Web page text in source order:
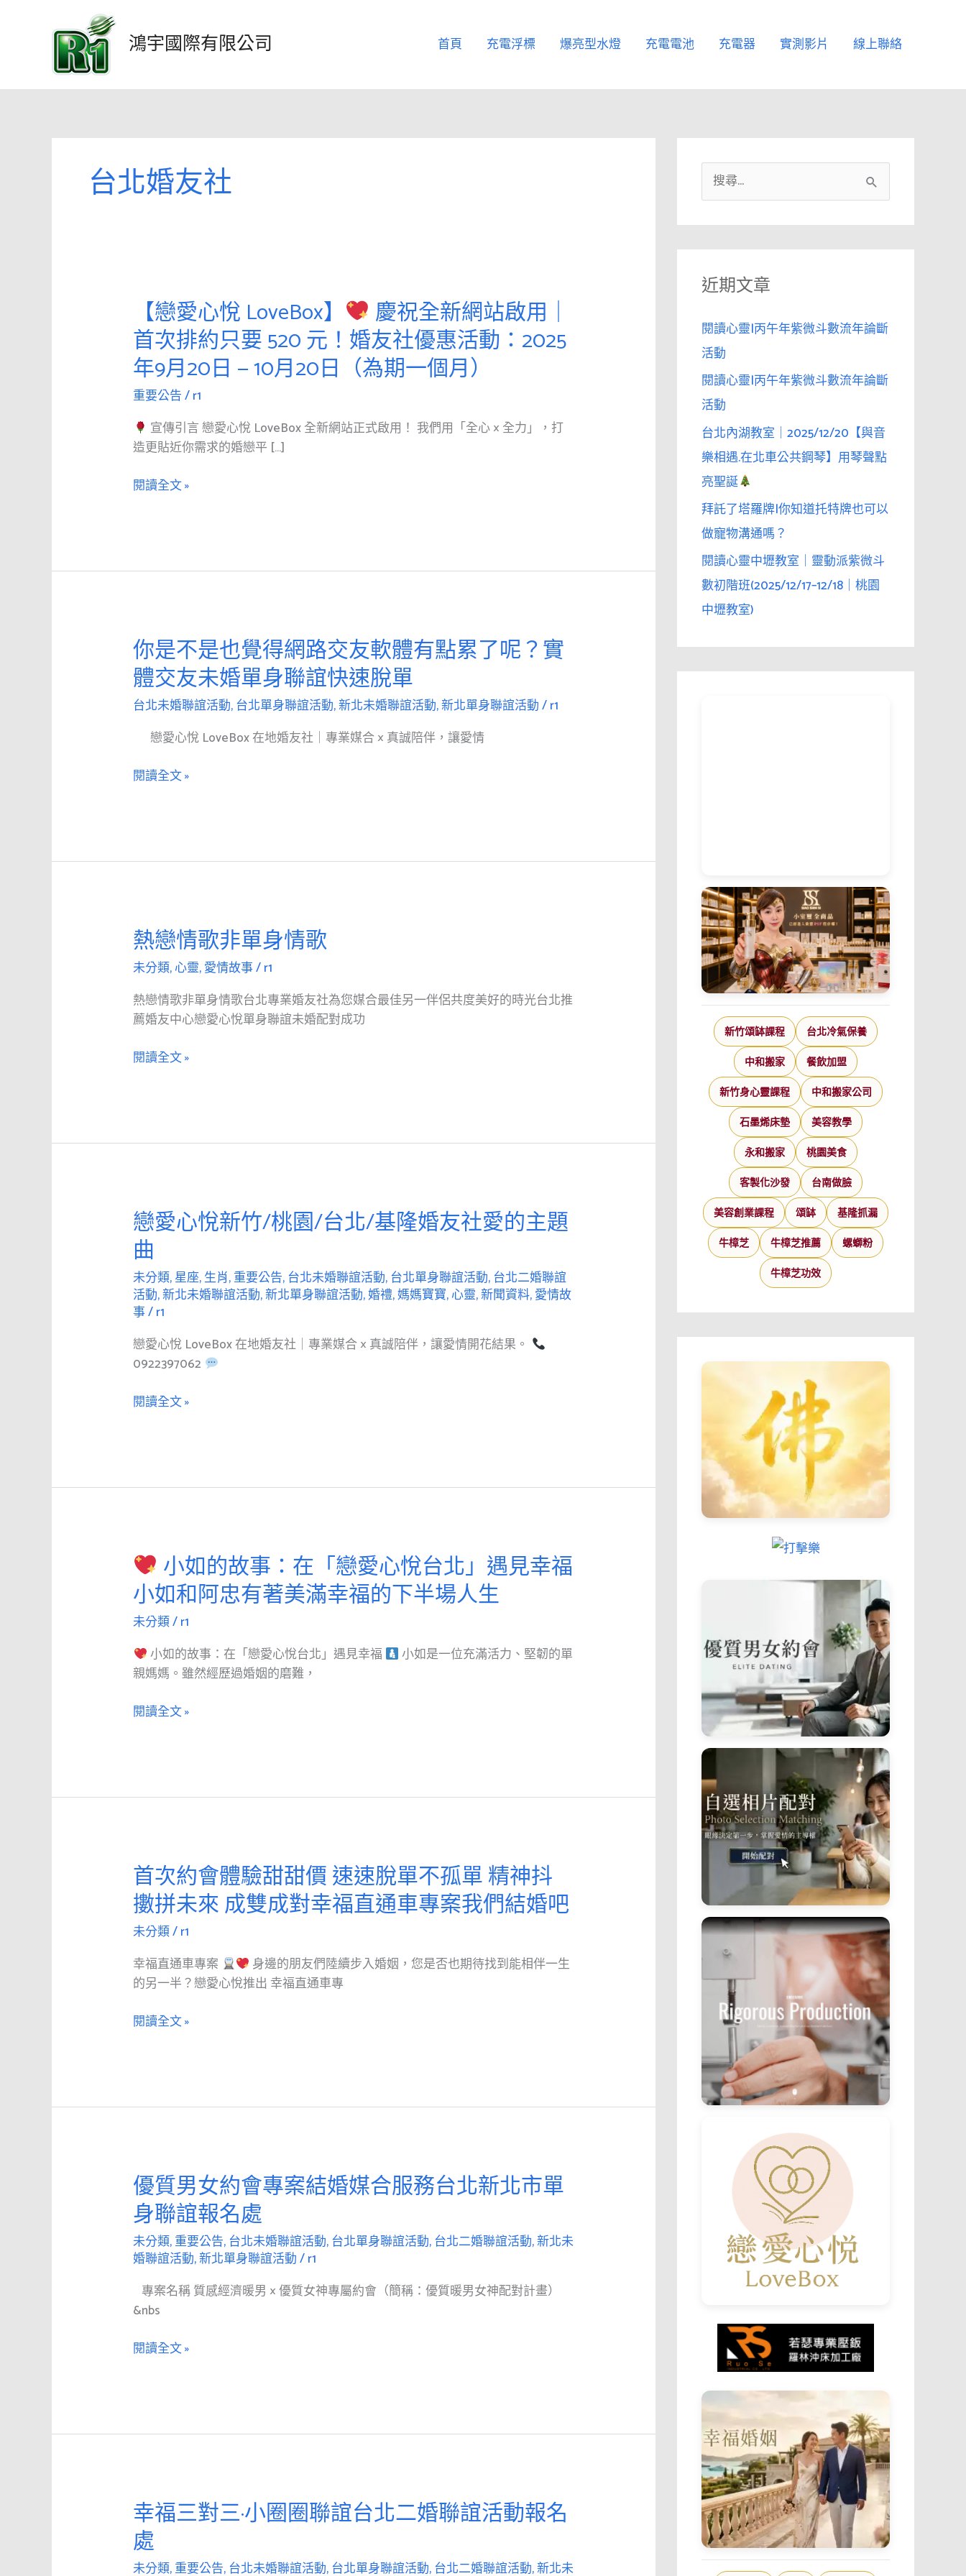
內
鴻宇國際有限公司 首頁 充電浮標 爆亮型水燈 充電電池 充電器 實測影片 線上聯絡
台北婚友社
【戀愛心悅 LoveBox】 慶祝全新網站啟用｜
首次排約只要 520 元！婚友社優惠活動：2025
年9月20日 — 10月20日（為期一個月）
重要公告/r1
宣傳引言 戀愛心悅 LoveBox 全新網站正式啟用！ 我們用「全心 × 全力」，打
造更貼近你需求的婚戀平 […]
【戀
愛
心
悅
LoveBox】
慶
祝
新
排
約
只
要
520
元！
友
9
月
20
—
10
20
一
閱讀全文 »
你是不是也覺得網路交友軟體有點累了呢？實
體交友未婚單身聯誼快速脫單
台北未婚聯誼活動,台北單身聯誼活動,新北未婚聯誼活動,新北單身聯誼活動/r1
戀愛心悅 LoveBox 在地婚友社｜專業媒合 × 真誠陪伴，讓愛情
你
是
不
是
網
軟
累
了
呢？
實
體
友
聯
速
脫
單
閱讀全文 »
熱戀情歌非單身情歌
未分類,心靈,愛情故事/r1
熱戀情歌非單身情歌台北專業婚友社為您媒合最佳另一伴侶共度美好的時光台北推
薦婚友中心戀愛心悅單身聯誼未婚配對成功
熱
戀
情
歌
非
身
閱讀全文 »
戀愛心悅新竹/桃園/台北/基隆婚友社愛的主題
曲
未分類,星座,生肖,重要公告,台北未婚聯誼活動,台北單身聯誼活動,台北二婚聯誼
活動,新北未婚聯誼活動,新北單身聯誼活動,婚禮,媽媽寶寶,心靈,新聞資料,愛情故
事/r1
戀愛心悅 LoveBox 在地婚友社｜專業媒合 × 真誠陪伴，讓愛情開花結果。
0922397062
戀
愛
心
悅
新
竹/
桃
園/
台
北/
基
社
題
曲
閱讀全文 »
小如的故事：在「戀愛心悅台北」遇見幸福
小如和阿忠有著美滿幸福的下半場人生
未分類/r1
小如的故事：在「戀愛心悅台北」遇見幸福
小如是一位充滿活力、堅韌的單
親媽媽。雖然經歷過婚姻的磨難，
小
如
的
事：
在
愛
北」
福
小
如
和
忠
有
美
的
人
生
閱讀全文 »
首次約會體驗甜甜價 速速脫單不孤單 精神抖
擻拼未來 成雙成對幸福直通車專案我們結婚吧
未分類/r1
幸福直通車專案
身邊的朋友們陸續步入婚姻，您是否也期待找到能相伴一生
的另一半？戀愛心悅推出 幸福直通車專
首
次
約
會
驗
甜
價
單
精
神
抖
擻
拼
來
成
雙
成
直
案
我
們
結
閱讀全文 »
優質男女約會專案結婚媒合服務台北新北市單
身聯誼報名處
未分類,重要公告,台北未婚聯誼活動,台北單身聯誼活動,台北二婚聯誼活動,新北未
婚聯誼活動,新北單身聯誼活動/r1
專案名稱 質感經濟暖男 × 優質女神專屬約會（簡稱：優質暖男女神配對計畫）
&nbs
優
質
男
女
約
專
案
婚
務
北
市
單
身
閱讀全文 »
幸福三對三·小圈圈聯誼台北二婚聯誼活動報名
處
未分類,重要公告,台北未婚聯誼活動,台北單身聯誼活動,台北二婚聯誼活動,新北未
幸
福
三
對
尋
關
鍵
字
近期文章
閱讀心靈|丙午年紫微斗數流年論斷
活動
閱讀心靈|丙午年紫微斗數流年論斷
活動
台北內湖教室｜2025/12/20【與音
樂相遇.在北車公共鋼琴】用琴聲點
亮聖誕
拜託了塔羅牌|你知道托特牌也可以
做寵物溝通嗎？
閱讀心靈中壢教室｜靈動派紫微斗
數初階班(2025/12/17–12/18｜桃園
中壢教室)
新竹頌缽課程 台北冷氣保養
中和搬家 餐飲加盟
新竹身心靈課程 中和搬家公司
石墨烯床墊 美容教學
永和搬家 桃園美食
客製化沙發 台南做臉
美容創業課程 頌缽 基隆抓漏
牛樟芝 牛樟芝推薦 螺螄粉
牛樟芝功效